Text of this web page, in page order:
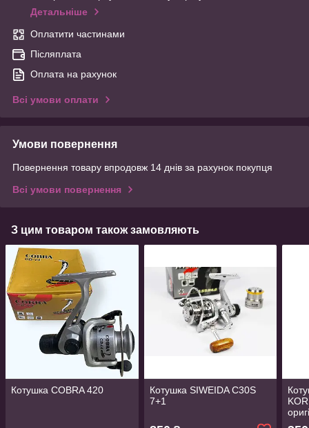
Детальніше
Оплатити частинами
Післяплата
Оплата на рахунок
Всі умови оплати
Умови повернення
Повернення товару впродовж 14 днів за рахунок покупця
Всі умови повернення
З цим товаром також замовляють
Котушка COBRA 420
Котушка SIWEIDA C30S
7+1